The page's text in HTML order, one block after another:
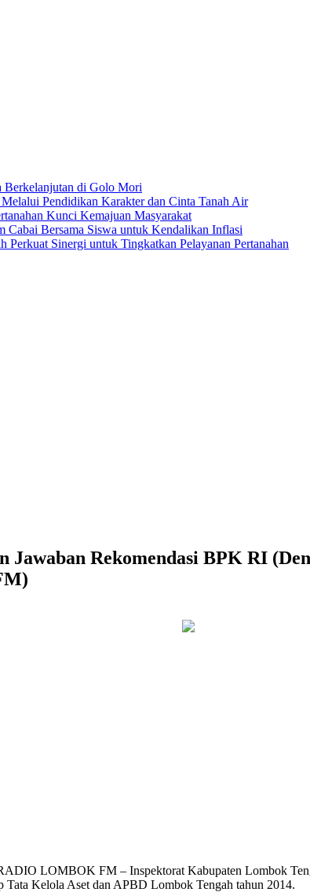
di Golo Mori
Pendidikan Karakter dan Cinta Tanah Air
Kunci Kemajuan Masyarakat
Cabai Bersama Siswa untuk Kendalikan Inflasi
Sinergi untuk Tingkatkan Pelayanan Pertanahan
Jawaban Rekomendasi BPK RI
LOMBOK FM – Inspektorat Kabupaten Lombok
Kelola Aset dan APBD Lombok Tengah tahun 2014.